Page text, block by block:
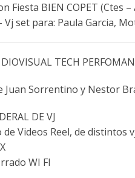
Fiesta BIEN COPET (Ctes
Vj set para: Paula Garcia,
TECH
Juan Sorrentino y Nestor
DE VJ
de Videos Reel, de
WI FI